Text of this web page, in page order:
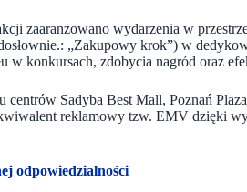
zaaranżowano wydarzenia w
„Zakupowy krok”) w
w konkursach, zdobycia nagród oraz
Sadyba Best Mall, Poznań
reklamowy tzw. EMV dzięki
odpowiedzialności